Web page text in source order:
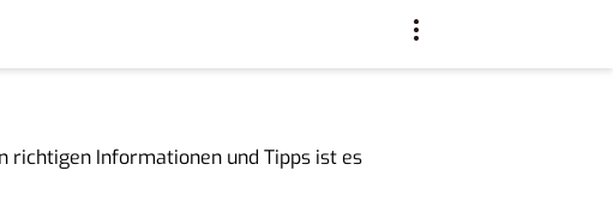
richtigen Informationen und Tipps ist es